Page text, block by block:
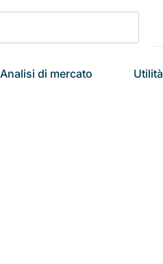
Analisi di mercato Utilità